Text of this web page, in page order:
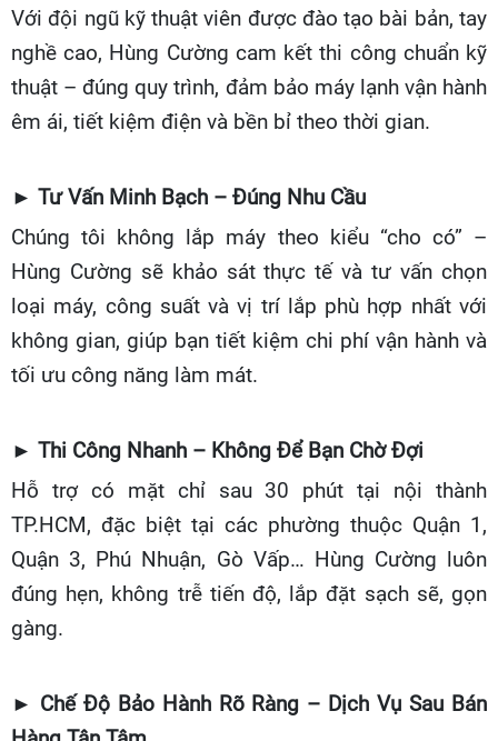
Với đội ngũ kỹ thuật viên được đào tạo bài bản, tay
nghề cao, Hùng Cường cam kết thi công chuẩn kỹ
thuật – đúng quy trình, đảm bảo máy lạnh vận hành
êm ái, tiết kiệm điện và bền bỉ theo thời gian.
► Tư Vấn Minh Bạch – Đúng Nhu Cầu
Chúng tôi không lắp máy theo kiểu “cho có” –
Hùng Cường sẽ khảo sát thực tế và tư vấn chọn
loại máy, công suất và vị trí lắp phù hợp nhất với
không gian, giúp bạn tiết kiệm chi phí vận hành và
tối ưu công năng làm mát.
► Thi Công Nhanh – Không Để Bạn Chờ Đợi
Hỗ trợ có mặt chỉ sau 30 phút tại nội thành
TP.HCM, đặc biệt tại các phường thuộc Quận 1,
Quận 3, Phú Nhuận, Gò Vấp… Hùng Cường luôn
đúng hẹn, không trễ tiến độ, lắp đặt sạch sẽ, gọn
gàng.
► Chế Độ Bảo Hành Rõ Ràng – Dịch Vụ Sau Bán